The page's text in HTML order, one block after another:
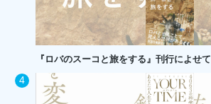
『ロバのスーコと旅をする』刊行によせて